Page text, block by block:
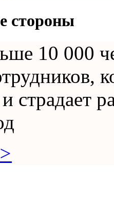
стороны
10 000
страдает